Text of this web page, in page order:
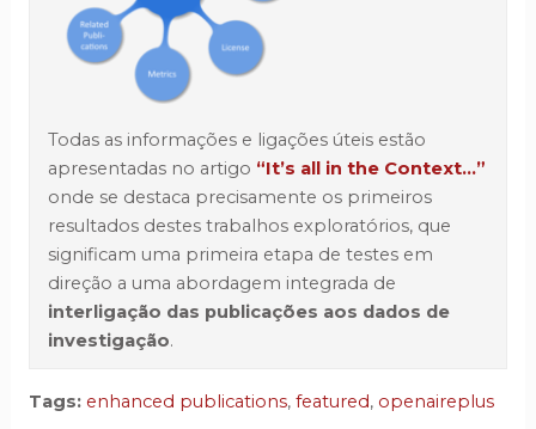
Todas as informações e ligações úteis estão
apresentadas no artigo “It’s all in the Context…”
onde se destaca precisamente os primeiros
resultados destes trabalhos exploratórios, que
significam uma primeira etapa de testes em
direção a uma abordagem integrada de
interligação das publicações aos dados de
investigação.
Tags: enhanced publications, featured, openaireplus